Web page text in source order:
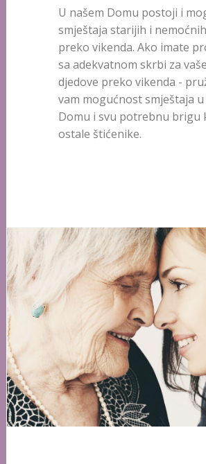
U našem Domu postoji i
smještaja starijih i
preko vikenda. Ako imate
sa adekvatnom skrbi za
djedove preko vikenda -
vam mogućnost smještaja u
Domu i svu potrebnu brigu
ostale štićenike.